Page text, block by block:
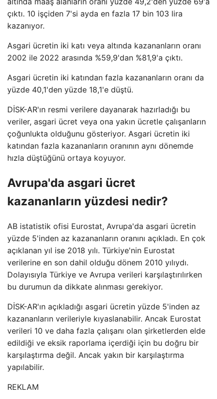
çıktı. 10 işçiden 7'si ayda en fazla 17 bin 103 lira
kazanıyor.
Asgari ücretin iki katı veya altında kazananların oranı
2002 ile 2022 arasında %59,9'dan %81,9'a çıktı.
Asgari ücretin iki katından fazla kazananların oranı da
yüzde 40,1'den yüzde 18,1'e düştü.
DİSK-AR'ın resmi verilere dayanarak hazırladığı bu
veriler, asgari ücret veya ona yakın ücretle çalışanların
çoğunlukta olduğunu gösteriyor. Asgari ücretin iki
katından fazla kazananların oranının aynı dönemde
hızla düştüğünü ortaya koyuyor.
Avrupa'da asgari ücret
kazananların yüzdesi nedir?
AB istatistik ofisi Eurostat, Avrupa'da asgari ücretin
yüzde 5'inden az kazananların oranını açıkladı. En çok
açıklanan yıl ise 2018 yılı. Türkiye'nin Eurostat
verilerine en son dahil olduğu dönem 2010 yılıydı.
Dolayısıyla Türkiye ve Avrupa verileri karşılaştırılırken
bu durumun da dikkate alınması gerekiyor.
DİSK-AR'ın açıkladığı asgari ücretin yüzde 5'inden az
kazananların verileriyle kıyaslanabilir. Ancak Eurostat
verileri 10 ve daha fazla çalışanı olan şirketlerden elde
edildiği ve eksik raporlama içerdiği için bu doğru bir
karşılaştırma değil. Ancak yakın bir karşılaştırma
yapılabilir.
REKLAM